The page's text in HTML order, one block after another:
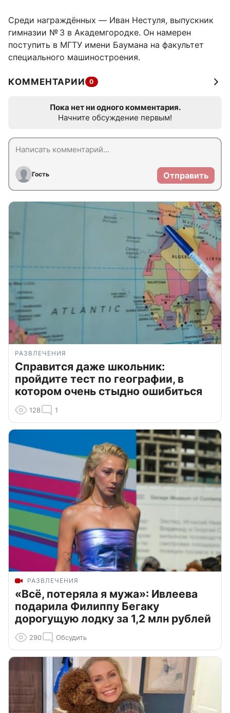
Среди награждённых — Иван Нестуля, выпускник
гимназии № 3 в Академгородке. Он намерен
поступить в МГТУ имени Баумана на факультет
специального машиностроения.
КОММЕНТАРИИ 0
Пока нет ни одного комментария.
Начните обсуждение первым!
Гость Отправить
РАЗВЛЕЧЕНИЯ
Справится даже школьник:
пройдите тест по географии, в
котором очень стыдно ошибиться
128 1
РАЗВЛЕЧЕНИЯ
«Всё, потеряла я мужа»: Ивлеева
подарила Филиппу Бегаку
дорогущую лодку за 1,2 млн рублей
290 Обсудить